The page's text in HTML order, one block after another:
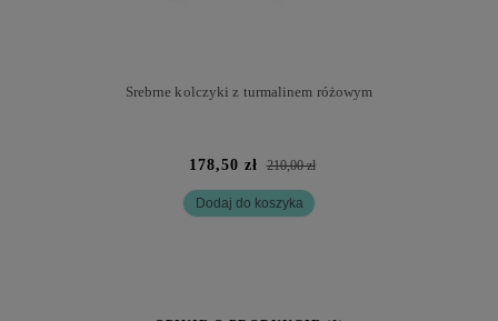
Srebrne kolczyki z turmalinem różowym
178,50 zł 210,00 zł
Dodaj do koszyka